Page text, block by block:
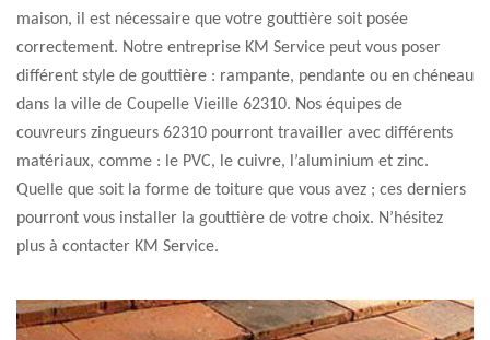
maison, il est nécessaire que votre gouttière soit posée
correctement. Notre entreprise KM Service peut vous poser
différent style de gouttière : rampante, pendante ou en chéneau
dans la ville de Coupelle Vieille 62310. Nos équipes de
couvreurs zingueurs 62310 pourront travailler avec différents
matériaux, comme : le PVC, le cuivre, l’aluminium et zinc.
Quelle que soit la forme de toiture que vous avez ; ces derniers
pourront vous installer la gouttière de votre choix. N’hésitez
plus à contacter KM Service.